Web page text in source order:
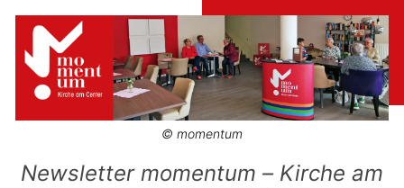
© momentum
Newsletter momentum – Kirche am